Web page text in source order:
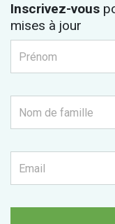
Inscrivez-vous
mises à jour